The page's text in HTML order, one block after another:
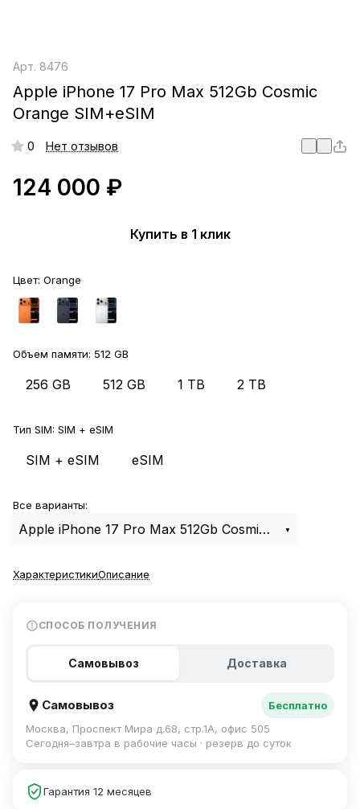
Арт. 8476
Apple iPhone 17 Pro Max 512Gb Cosmic
Orange SIM+eSIM
0 Нет отзывов
124 000 ₽
Купить в 1 клик
Цвет: Orange
Объем памяти: 512 GB
256 GB 512 GB 1 TB 2 TB
Тип SIM: SIM + eSIM
SIM + eSIM eSIM
Все варианты:
Apple iPhone 17 Pro Max 512Gb Cosmic Orange SIM+eSIM
ХарактеристикиОписание
СПОСОБ ПОЛУЧЕНИЯ
Самовывоз Доставка
Самовывоз
Бесплатно
Москва, Проспект Мира д.68, стр.1А, офис 505
Сегодня–завтра в рабочие часы · резерв до суток
Гарантия 12 месяцев